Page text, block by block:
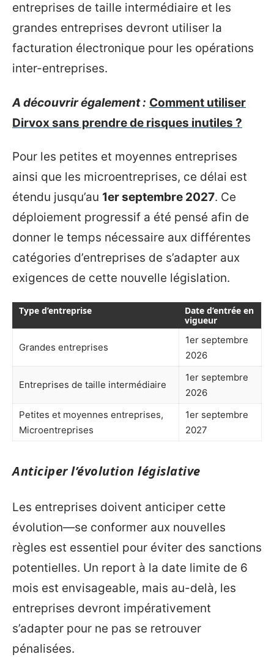
entreprises de taille intermédiaire et les
grandes entreprises devront utiliser la
facturation électronique pour les opérations
inter-entreprises.
A découvrir également : Comment utiliser
Dirvox sans prendre de risques inutiles ?
Pour les petites et moyennes entreprises
ainsi que les microentreprises, ce délai est
étendu jusqu’au 1er septembre 2027. Ce
déploiement progressif a été pensé afin de
donner le temps nécessaire aux différentes
catégories d’entreprises de s’adapter aux
exigences de cette nouvelle législation.
Type d’entreprise
Date d’entrée en
vigueur
Grandes entreprises
1er septembre
2026
Entreprises de taille intermédiaire
1er septembre
2026
Petites et moyennes entreprises,
Microentreprises
1er septembre
2027
Anticiper l’évolution législative
Les entreprises doivent anticiper cette
évolution—se conformer aux nouvelles
règles est essentiel pour éviter des sanctions
potentielles. Un report à la date limite de 6
mois est envisageable, mais au-delà, les
entreprises devront impérativement
s’adapter pour ne pas se retrouver
pénalisées.